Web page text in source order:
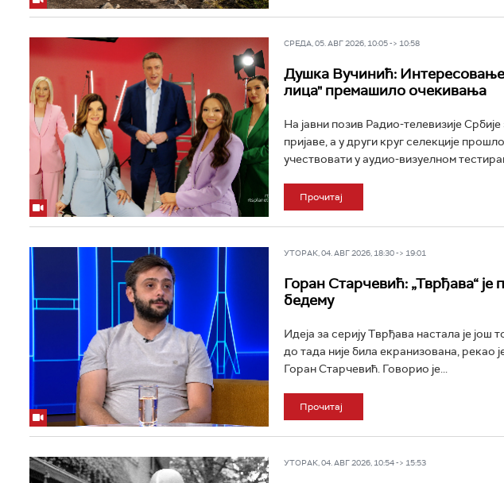
СРЕДА, 05. АВГ 2026, 10:05 -> 10:58
Душка Вучинић:
лица" премашило очекивања
На јавни позив Радио-телевизије
пријаве, а у други круг селекције
учествовати у аудио-визуелном
Прочитај
УТОРАК, 04. АВГ 2026, 18:30 -> 19:01
Горан Старчевић: „Тврђава“
бедему
Идеја за серију Тврђава настала је
до тада није била екранизована, рекао
Горан Старчевић. Говорио је...
Прочитај
УТОРАК, 04. АВГ 2026, 10:54 -> 15:53